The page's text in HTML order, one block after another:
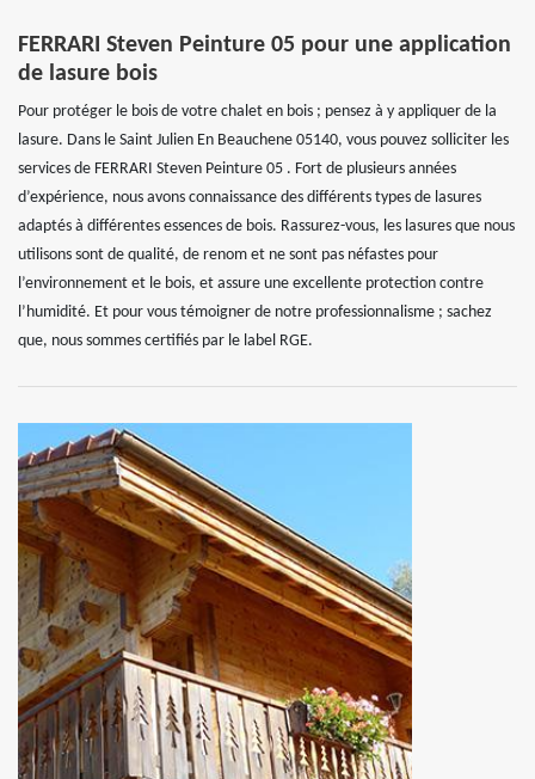
FERRARI Steven Peinture 05 pour une application
de lasure bois
Pour protéger le bois de votre chalet en bois ; pensez à y appliquer de la
lasure. Dans le Saint Julien En Beauchene 05140, vous pouvez solliciter les
services de FERRARI Steven Peinture 05 . Fort de plusieurs années
d’expérience, nous avons connaissance des différents types de lasures
adaptés à différentes essences de bois. Rassurez-vous, les lasures que nous
utilisons sont de qualité, de renom et ne sont pas néfastes pour
l’environnement et le bois, et assure une excellente protection contre
l’humidité. Et pour vous témoigner de notre professionnalisme ; sachez
que, nous sommes certifiés par le label RGE.